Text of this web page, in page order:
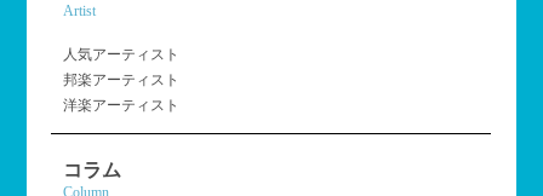
Artist
人気アーティスト
邦楽アーティスト
洋楽アーティスト
コラム
Column